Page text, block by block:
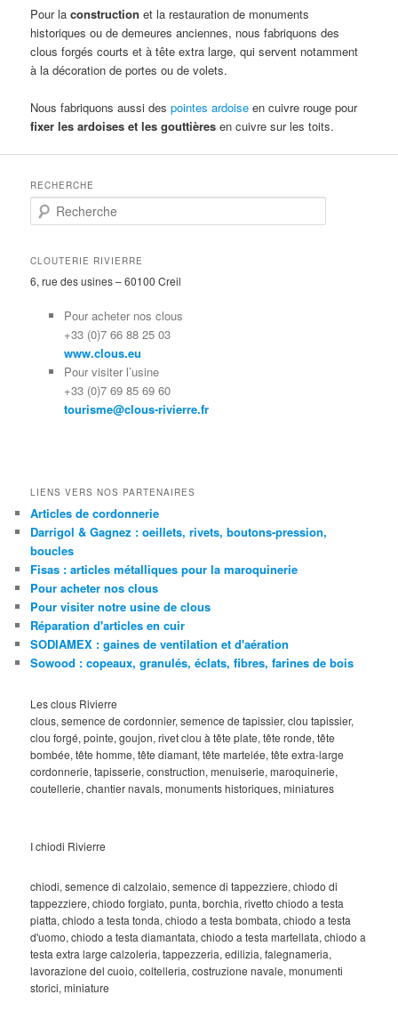
Pour laconstruction et la restauration de monuments
historiques ou de demeures anciennes, nous fabriquons des
clous forgés courts et à tête extra large, qui servent notamment
à la décoration de portes ou de volets.
Nous fabriquons aussi despointes ardoise en cuivre rouge pour
fixer les ardoises et les gouttières en cuivre sur les toits.
RECHERCHE
e
h
r
CLOUTERIE RIVIERRE
6, rue des usines – 60100 Creil
Pour acheter nos clous
+33 (0)7 66 88 25 03
www.clous.eu
Pour visiter l’usine
+33 (0)7 69 85 69 60
tourisme@clous-rivierre.fr
LIENS VERS NOS PARTENAIRES
Articles de cordonnerie
Darrigol & Gagnez : oeillets, rivets, boutons-pression,
boucles
Fisas : articles métalliques pour la maroquinerie
Pour acheter nos clous
Pour visiter notre usine de clous
Réparation d'articles en cuir
SODIAMEX : gaines de ventilation et d'aération
Sowood : copeaux, granulés, éclats, fibres, farines de bois
Les clous Rivierre
clous, semence de cordonnier, semence de tapissier, clou tapissier,
clou forgé, pointe, goujon, rivet clou à tête plate, tête ronde, tête
bombée, tête homme, tête diamant, tête martelée, tête extra-large
cordonnerie, tapisserie, construction, menuiserie, maroquinerie,
coutellerie, chantier navals, monuments historiques, miniatures
I chiodi Rivierre
chiodi, semence di calzolaio, semence di tappezziere, chiodo di
tappezziere, chiodo forgiato, punta, borchia, rivetto chiodo a testa
piatta, chiodo a testa tonda, chiodo a testa bombata, chiodo a testa
d'uomo, chiodo a testa diamantata, chiodo a testa martellata, chiodo a
testa extra large calzoleria, tappezzeria, edilizia, falegnameria,
lavorazione del cuoio, coltelleria, costruzione navale, monumenti
storici, miniature